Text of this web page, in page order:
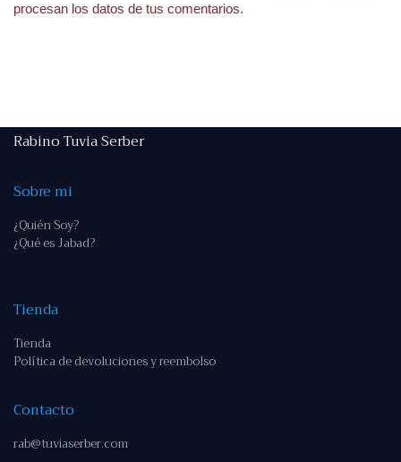
procesan los datos de tus comentarios.
Rabino Tuvia Serber
Sobre mi
¿Quién Soy?
¿Qué es Jabad?
Tienda
Tienda
Política de devoluciones y reembolso
Contacto
rab@tuviaserber.com